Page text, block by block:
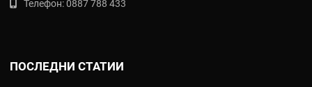
Телефон:0887 788 433
ПОСЛЕДНИ СТАТИИ